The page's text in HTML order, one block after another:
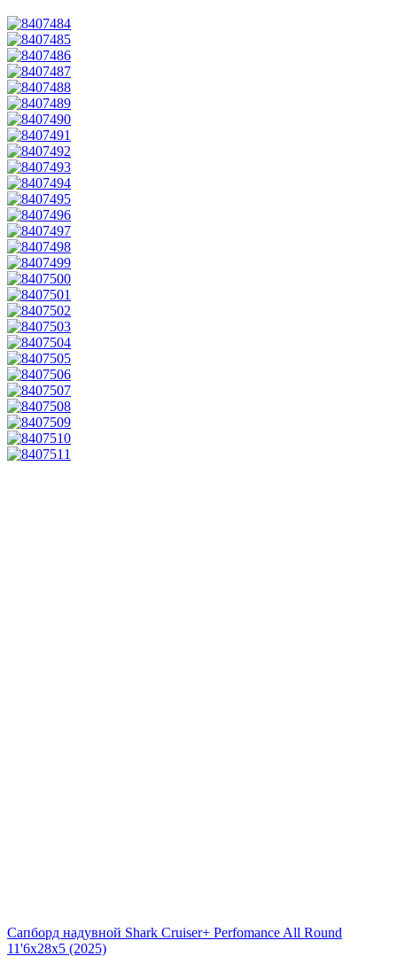
Сапборд надувной Shark Cruiser+ Perfomance All Round
11'6x28x5 (2025)